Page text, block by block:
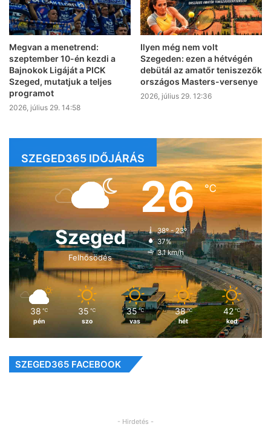
Megvan a menetrend:
szeptember 10-én kezdi a
Bajnokok Ligáját a PICK
Szeged, mutatjuk a teljes
programot
2026, július 29. 14:58
Ilyen még nem volt
Szegeden: ezen a hétvégén
debütál az amatőr teniszezők
országos Masters-versenye
2026, július 29. 12:36
SZEGED365 IDŐJÁRÁS
Szeged
Felhősödés
26℃
38º - 23º
37%
3.1 km/h
38 ℃
pén
35 ℃
szo
35 ℃
vas
38 ℃
hét
42 ℃
ked
SZEGED365 FACEBOOK
- Hirdetés -